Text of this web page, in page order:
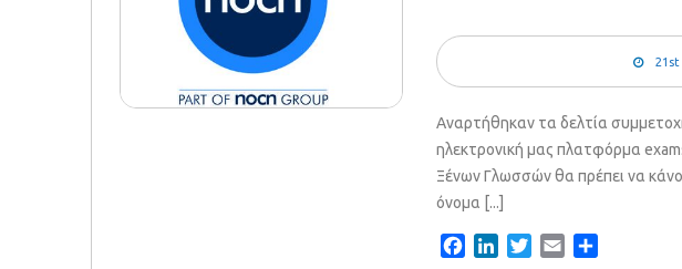
21st
Αναρτήθηκαν τα δελτία
ηλεκτρονική μας πλατφόρμα
Ξένων Γλωσσών θα πρέπει να
όνομα [...]
FacebookLinkedInTwitterEmail